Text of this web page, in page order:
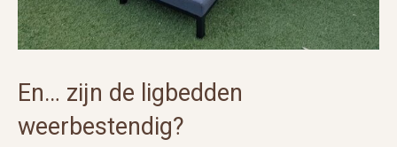
En… zijn de ligbedden
weerbestendig?